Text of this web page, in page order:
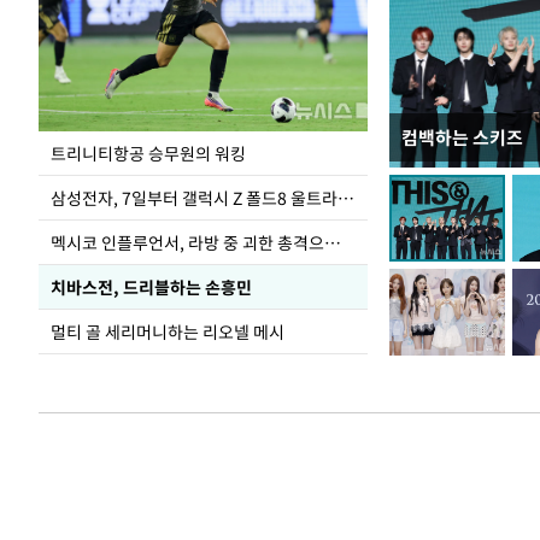
트리니티항공 승무원의 워킹
삼성전자, 7일부터 갤럭시 Z 폴드8 울트라·폴드8·플립8 출시
멕시코 인플루언서, 라방 중 괴한 총격으로 사망
치바스전, 드리블하는 손흥민
멀티 골 세리머니하는 리오넬 메시
컴백하는 스키즈
입추 하루 앞둔
폭염